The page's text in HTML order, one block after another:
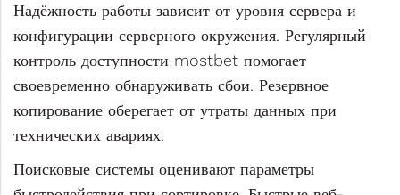
Надёжность работы зависит от уровня сервера и
конфигурации серверного окружения. Регулярный
контроль доступности mostbet помогает
своевременно обнаруживать сбои. Резервное
копирование оберегает от утраты данных при
технических авариях.
Поисковые системы оценивают параметры